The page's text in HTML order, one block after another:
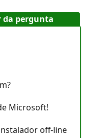
da pergunta
Microsoft!
off-line